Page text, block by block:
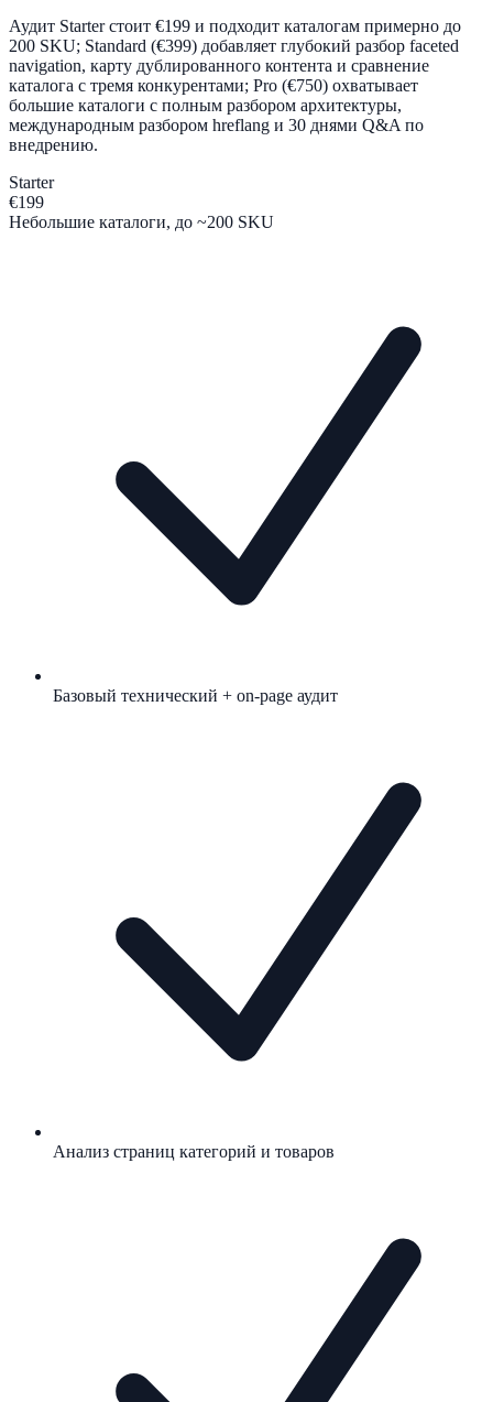
Аудит Starter стоит €199 и подходит каталогам примерно до
200 SKU; Standard (€399) добавляет глубокий разбор faceted
navigation, карту дублированного контента и сравнение
каталога с тремя конкурентами; Pro (€750) охватывает
большие каталоги с полным разбором архитектуры,
международным разбором hreflang и 30 днями Q&A по
внедрению.
Starter
€199
Небольшие каталоги, до ~200 SKU
Базовый технический + on-page аудит
Анализ страниц категорий и товаров